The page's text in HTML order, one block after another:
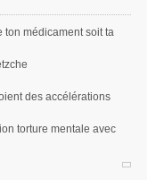
ton médicament soit ta
des accélérations
torture mentale avec